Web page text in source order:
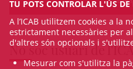
No sóc usuari de
TU POTS CONTROLAR L'ÚS DE
A l’ICAB utilitzem cookies a la
estrictament necessàries per
d'altres són opcionals i
Mesurar com s'utilitza la